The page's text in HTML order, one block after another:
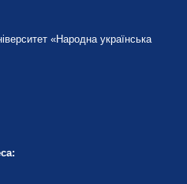
«Народна українська